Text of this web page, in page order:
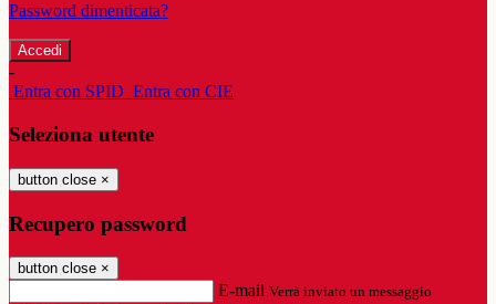
Password dimenticata?
-
Entra con SPID Entra con CIE
Seleziona utente
button close ×
Recupero password
button close ×
E-mail Verrà inviato un messaggio